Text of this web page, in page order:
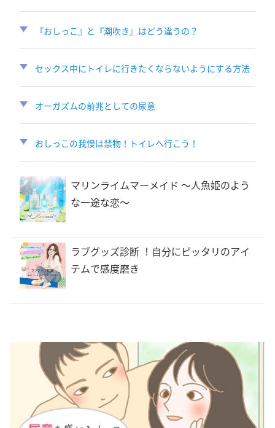
『おしっこ』と『潮吹き』はどう違うの？
セックス中にトイレに行きたくならないようにする方法
オーガズムの前兆としての尿意
おしっこの我慢は禁物！トイレへ行こう！
マリンライムマーメイド 〜人魚姫のよう
な一途な恋〜
ラブグッズ診断 ！自分にピッタリのアイ
テムで感度磨き